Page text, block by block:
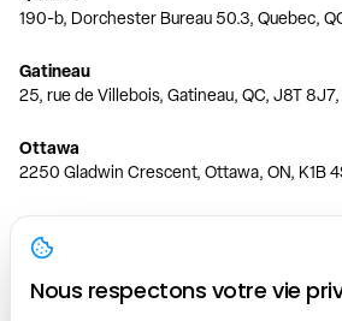
190-b, Dorchester Bureau 50.3, Quebec,
Gatineau
25, rue de Villebois, Gatineau, QC, J8T
Ottawa
2250 Gladwin Crescent, Ottawa, ON, K1B
Toronto
150 Ferrand Dr, 6th Floor, Toronto, ON,
Vancouver
Nous respectons votre vie